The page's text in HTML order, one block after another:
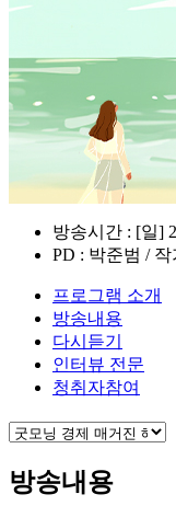
방송시간 : [일]
PD : 박준범 /
프로그램 소개
방송내용
다시듣기
인터뷰 전문
청취자참여
방송내용